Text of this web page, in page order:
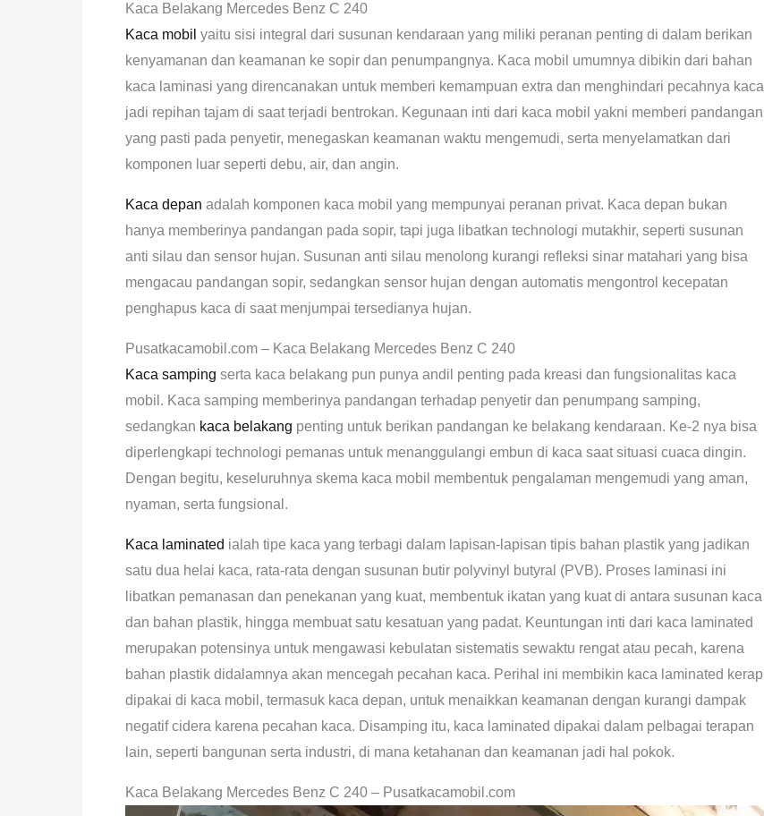
Kaca Belakang Mercedes Benz C 240
Kaca mobil yaitu sisi integral dari susunan kendaraan yang miliki peranan penting di dalam berikan
kenyamanan dan keamanan ke sopir dan penumpangnya. Kaca mobil umumnya dibikin dari bahan
kaca laminasi yang direncanakan untuk memberi kemampuan extra dan menghindari pecahnya kaca
jadi repihan tajam di saat terjadi bentrokan. Kegunaan inti dari kaca mobil yakni memberi pandangan
yang pasti pada penyetir, menegaskan keamanan waktu mengemudi, serta menyelamatkan dari
komponen luar seperti debu, air, dan angin.
Kaca depan adalah komponen kaca mobil yang mempunyai peranan privat. Kaca depan bukan
hanya memberinya pandangan pada sopir, tapi juga libatkan technologi mutakhir, seperti susunan
anti silau dan sensor hujan. Susunan anti silau menolong kurangi refleksi sinar matahari yang bisa
mengacau pandangan sopir, sedangkan sensor hujan dengan automatis mengontrol kecepatan
penghapus kaca di saat menjumpai tersedianya hujan.
Pusatkacamobil.com – Kaca Belakang Mercedes Benz C 240
Kaca samping serta kaca belakang pun punya andil penting pada kreasi dan fungsionalitas kaca
mobil. Kaca samping memberinya pandangan terhadap penyetir dan penumpang samping,
sedangkan kaca belakang penting untuk berikan pandangan ke belakang kendaraan. Ke-2 nya bisa
diperlengkapi technologi pemanas untuk menanggulangi embun di kaca saat situasi cuaca dingin.
Dengan begitu, keseluruhnya skema kaca mobil membentuk pengalaman mengemudi yang aman,
nyaman, serta fungsional.
Kaca laminated ialah tipe kaca yang terbagi dalam lapisan-lapisan tipis bahan plastik yang jadikan
satu dua helai kaca, rata-rata dengan susunan butir polyvinyl butyral (PVB). Proses laminasi ini
libatkan pemanasan dan penekanan yang kuat, membentuk ikatan yang kuat di antara susunan kaca
dan bahan plastik, hingga membuat satu kesatuan yang padat. Keuntungan inti dari kaca laminated
merupakan potensinya untuk mengawasi kebulatan sistematis sewaktu rengat atau pecah, karena
bahan plastik didalamnya akan mencegah pecahan kaca. Perihal ini membikin kaca laminated kerap
dipakai di kaca mobil, termasuk kaca depan, untuk menaikkan keamanan dengan kurangi dampak
negatif cidera karena pecahan kaca. Disamping itu, kaca laminated dipakai dalam pelbagai terapan
lain, seperti bangunan serta industri, di mana ketahanan dan keamanan jadi hal pokok.
Kaca Belakang Mercedes Benz C 240 – Pusatkacamobil.com